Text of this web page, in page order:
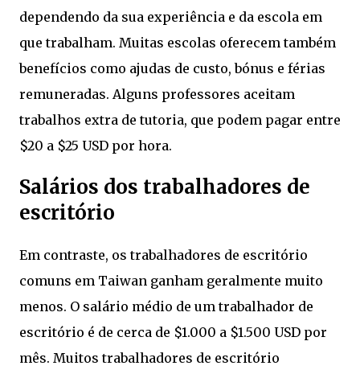
dependendo da sua experiência e da escola em
que trabalham. Muitas escolas oferecem também
benefícios como ajudas de custo, bónus e férias
remuneradas. Alguns professores aceitam
trabalhos extra de tutoria, que podem pagar entre
$20 a $25 USD por hora.
Salários dos trabalhadores de
escritório
Em contraste, os trabalhadores de escritório
comuns em Taiwan ganham geralmente muito
menos. O salário médio de um trabalhador de
escritório é de cerca de $1.000 a $1.500 USD por
mês. Muitos trabalhadores de escritório